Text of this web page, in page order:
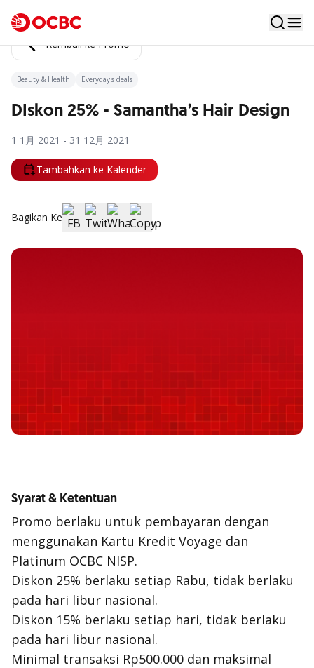
Kembali ke Promo
Beauty & Health Everyday's deals
DIskon 25% - Samantha’s Hair Design
1 1月 2021 - 31 12月 2021
Tambahkan ke Kalender
Bagikan Ke
Syarat & Ketentuan
Promo berlaku untuk pembayaran dengan
menggunakan Kartu Kredit Voyage dan
Platinum OCBC NISP.
Diskon 25% berlaku setiap Rabu, tidak berlaku
pada hari libur nasional.
Diskon 15% berlaku setiap hari, tidak berlaku
pada hari libur nasional.
Minimal transaksi Rp500.000 dan maksimal